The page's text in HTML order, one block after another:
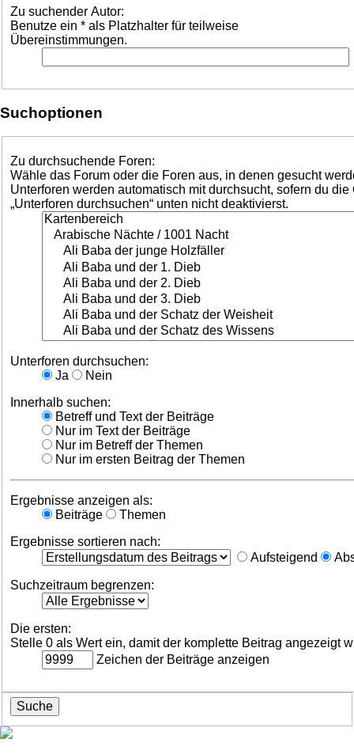
Zu suchender Autor:
Benutze ein * als Platzhalter für teilweise
Übereinstimmungen.
Suchoptionen
Zu durchsuchende Foren:
Wähle das Forum oder die Foren aus, in denen gesucht
Unterforen werden automatisch mit durchsucht, sofern du die
„Unterforen durchsuchen“ unten nicht deaktivierst.
Unterforen durchsuchen:
Ja
Nein
Innerhalb suchen:
Betreff und Text der Beiträge
Nur im Text der Beiträge
Nur im Betreff der Themen
Nur im ersten Beitrag der Themen
Ergebnisse anzeigen als:
Beiträge
Themen
Ergebnisse sortieren nach:
Aufsteigend
Suchzeitraum begrenzen:
Die ersten:
Stelle 0 als Wert ein, damit der komplette Beitrag angezeigt
Zeichen der Beiträge anzeigen